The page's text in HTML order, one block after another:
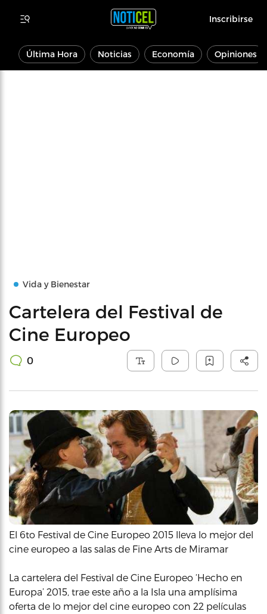
Inscribirse
Última Hora Noticias Economía Opiniones
Vida y Bienestar
Cartelera del Festival de
Cine Europeo
0
El 6to Festival de Cine Europeo 2015 lleva lo mejor del
cine europeo a las salas de Fine Arts de Miramar
La cartelera del Festival de Cine Europeo ‘Hecho en
Europa’ 2015, trae este año a la Isla una amplísima
oferta de lo mejor del cine europeo con 22 películas